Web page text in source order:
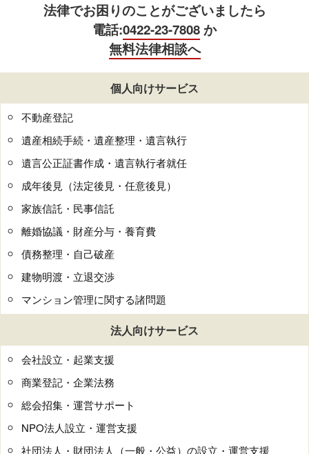
法律でお困りのことがございましたら
電話:0422-23-7808か
無料法律相談へ
個人向けサービス
不動産登記
遺産相続手続・遺産整理・遺言執行
遺言公正証書作成・遺言執行者就任
成年後見（法定後見・任意後見）
家族信託・民事信託
離婚協議・財産分与・養育費
債務整理・自己破産
建物明渡・立退交渉
マンション管理に関する諸問題
法人向けサービス
会社設立・起業支援
商業登記・企業法務
総会招集・運営サポート
NPO法人設立・運営支援
社団法人・財団法人（一般・公益）の設立・運営支援